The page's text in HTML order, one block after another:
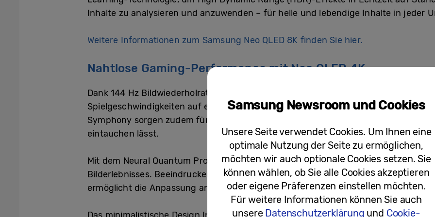
Inhalte zu analysieren und anzuwenden – für helle und lebendige Inhalte in jeder
Weitere Informationen zum Samsung Neo QLED 8K finden Sie hier.
Nahtlose Gaming-Performance mit Neo QLED 4K
Dank 144 Hz Bildwiederholrate⁴ können Gaming-Begeisterte auch beim Neo QLED
Spielgeschwindigkeiten auf ein flüssiges Spiel zählen. Dolby Atmos®-Sound,
Symphony sorgen zudem für ein perfektes Sounderlebnis, das Nutzerinnen und
eintauchen lässt.
Mit dem Neural Quantum Prozessor 4K kommen Nutzerinnen und Nutzer in den
Bilderlebnisses. Beeindruckende Helligkeit und satte Farben: Die leistungsstarke
ermöglicht die Anpassung an jegliche Sehbedingungen.
Samsung Newsroom und Cookies
Unsere Seite verwendet Cookies. Um Ihnen eine
optimale Nutzung der Seite zu ermöglichen,
möchten wir auch optionale Cookies setzen. Sie
können wählen, ob Sie alle Cookies akzeptieren
oder eigene Präferenzen einstellen möchten.
Für weitere Informationen können Sie auch
unsere Datenschutzerklärung und Cookie-